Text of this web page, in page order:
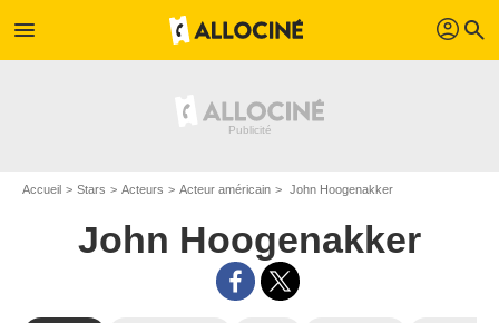
menu profil search
Accueil Stars Acteurs Acteur américain John Hoogenakker
John Hoogenakker